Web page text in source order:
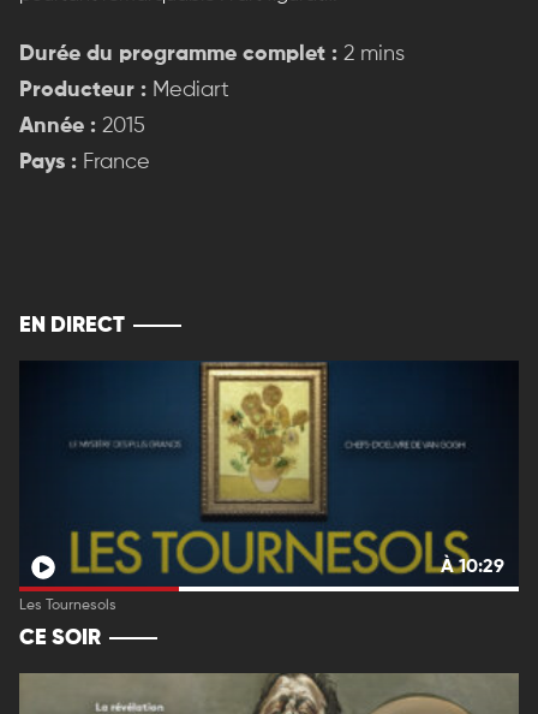
Durée du programme complet : 2 mins
Producteur : Mediart
Année : 2015
Pays : France
EN DIRECT
À 10:29
Les Tournesols
CE SOIR